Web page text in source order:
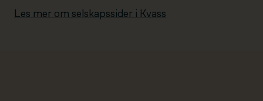
Les mer om selskapssider i Kvass